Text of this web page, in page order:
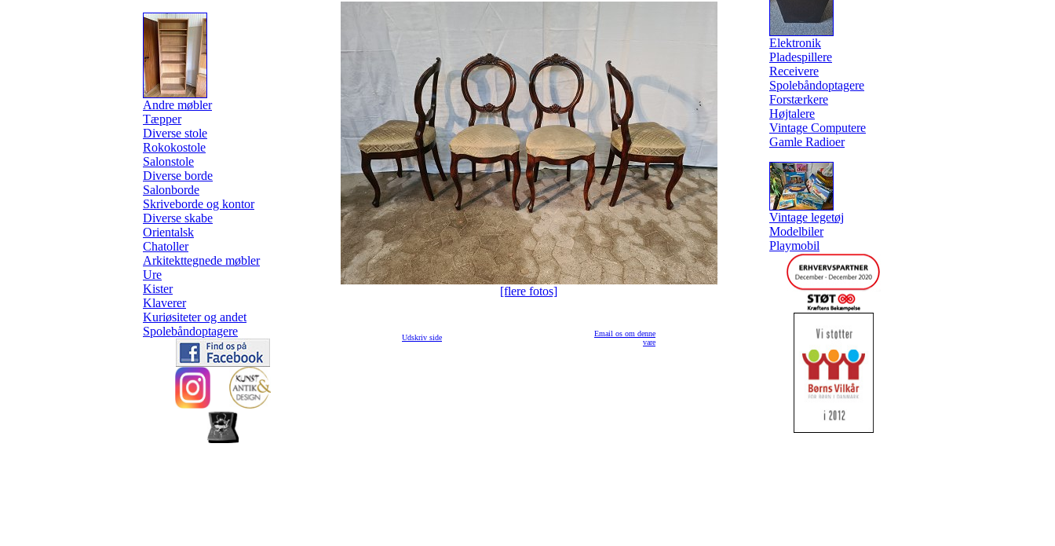
Andre møbler
Tæpper
Diverse stole
Rokokostole
Salonstole
Diverse borde
Salonborde
Skriveborde og kontor
Diverse skabe
Orientalsk
Chatoller
Arkitekttegnede møbler
Ure
Kister
Klaverer
Kuriøsiteter og andet
Spolebåndoptagere
[flere fotos]
Udskriv side
Email os om denne
vare
Elektronik
Pladespillere
Receivere
Spolebåndoptagere
Forstærkere
Højtalere
Vintage Computere
Gamle Radioer
Vintage legetøj
Modelbiler
Playmobil